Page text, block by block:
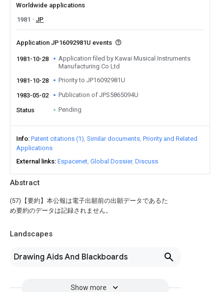
Abstract
(57)【要約】本公報は電子出願前の出願データであるた
め要約のデータは記録されません。
Landscapes
Drawing Aids And Blackboards
Show more
Worldwide applications
1981
JP
Application JP16092981U events
1981-10-28
Application filed by Kawai Musical Instruments
Manufacturing Co Ltd
1981-10-28
Priority to JP16092981U
1983-05-02 Publication of JPS5865094U
Status Pending
Info Patent citations (1) Similar documents Priority and Related
Applications
External links Espacenet Global Dossier Discuss